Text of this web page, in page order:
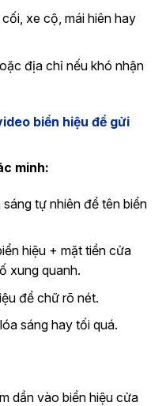
xe cộ, mái hiên hay
địa chỉ nếu khó nhận
biển hiệu để gửi
minh:
tự nhiên để tên biển
hiệu + mặt tiền cửa
xung quanh.
để chữ rõ nét.
sáng hay tối quá.
dần vào biển hiệu cửa